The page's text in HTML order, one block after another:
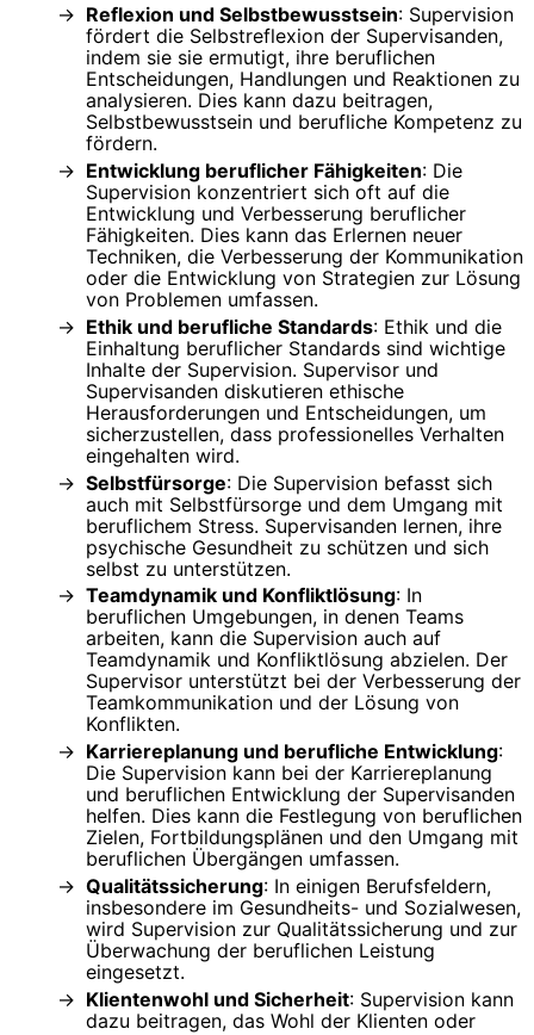
Reflexion und Selbstbewusstsein: Supervision
fördert die Selbstreflexion der Supervisanden,
indem sie sie ermutigt, ihre beruflichen
Entscheidungen, Handlungen und Reaktionen zu
analysieren. Dies kann dazu beitragen,
Selbstbewusstsein und berufliche Kompetenz zu
fördern.
Entwicklung beruflicher Fähigkeiten: Die
Supervision konzentriert sich oft auf die
Entwicklung und Verbesserung beruflicher
Fähigkeiten. Dies kann das Erlernen neuer
Techniken, die Verbesserung der Kommunikation
oder die Entwicklung von Strategien zur Lösung
von Problemen umfassen.
Ethik und berufliche Standards: Ethik und die
Einhaltung beruflicher Standards sind wichtige
Inhalte der Supervision. Supervisor und
Supervisanden diskutieren ethische
Herausforderungen und Entscheidungen, um
sicherzustellen, dass professionelles Verhalten
eingehalten wird.
Selbstfürsorge: Die Supervision befasst sich
auch mit Selbstfürsorge und dem Umgang mit
beruflichem Stress. Supervisanden lernen, ihre
psychische Gesundheit zu schützen und sich
selbst zu unterstützen.
Teamdynamik und Konfliktlösung: In
beruflichen Umgebungen, in denen Teams
arbeiten, kann die Supervision auch auf
Teamdynamik und Konfliktlösung abzielen. Der
Supervisor unterstützt bei der Verbesserung der
Teamkommunikation und der Lösung von
Konflikten.
Karriereplanung und berufliche Entwicklung:
Die Supervision kann bei der Karriereplanung
und beruflichen Entwicklung der Supervisanden
helfen. Dies kann die Festlegung von beruflichen
Zielen, Fortbildungsplänen und den Umgang mit
beruflichen Übergängen umfassen.
Qualitätssicherung: In einigen Berufsfeldern,
insbesondere im Gesundheits- und Sozialwesen,
wird Supervision zur Qualitätssicherung und zur
Überwachung der beruflichen Leistung
eingesetzt.
Klientenwohl und Sicherheit: Supervision kann
dazu beitragen, das Wohl der Klienten oder